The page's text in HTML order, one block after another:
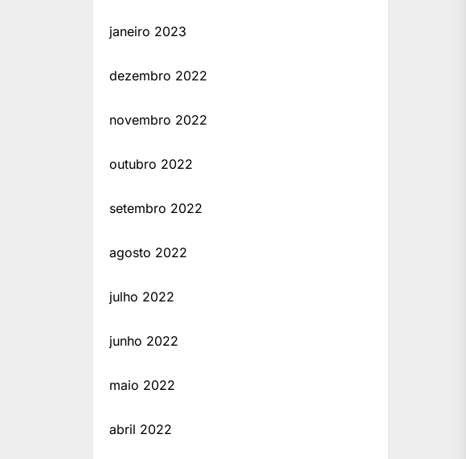
janeiro 2023
dezembro 2022
novembro 2022
outubro 2022
setembro 2022
agosto 2022
julho 2022
junho 2022
maio 2022
abril 2022